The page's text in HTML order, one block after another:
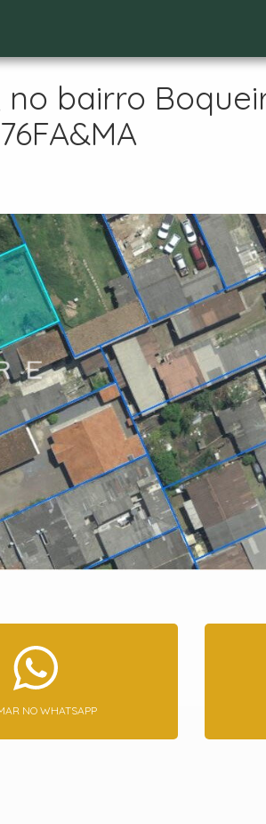
no bairro
NO WHATSAPP